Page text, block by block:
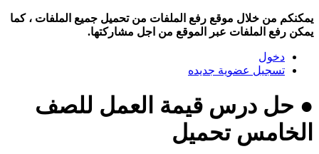
يمكنكم من خلال موقع رفع الملفات من تحميل جميع الملفات ، كما
يمكن رفع الملفات عبر الموقع من اجل مشاركتها.
دخول
تسجيل عضوية جديده
● حل درس قيمة العمل للصف
الخامس تحميل